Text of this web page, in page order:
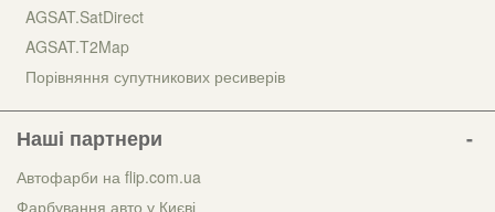
AGSAT.SatDirect
AGSAT.T2Map
Порівняння супутникових ресиверів
Наші партнери
Автофарби на flip.com.ua
Фарбування авто у Києві